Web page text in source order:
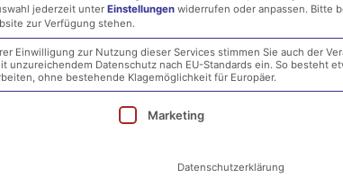
Mainz: Eine
jederzeit unter Einstellungen widerrufen oder anpassen. Bitte
zur Verfügung stehen.
Einwilligung zur Nutzung dieser Services stimmen Sie auch der
unzureichendem Datenschutz nach EU-Standards ein. So besteht
ohne bestehende Klagemöglichkeit für Europäer.
eine Einwilligung erteilt werden
Marketing
Datenschutzerklärung